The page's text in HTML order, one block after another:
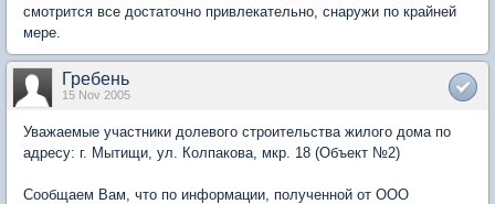
смотрится все достаточно привлекательно, снаружи по крайней
мере.
Гребень
15 Nov 2005
Уважаемые участники долевого строительства жилого дома по
адресу: г. Мытищи, ул. Колпакова, мкр. 18 (Объект №2)
Сообщаем Вам, что по информации, полученной от ООО